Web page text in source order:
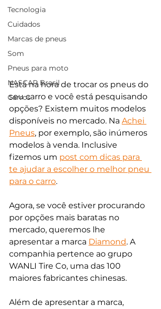
Tecnologia
Cuidados
Marcas de pneus
Som
Pneus para moto
NASCAR Brasil
Carros
Está na hora de trocar os pneus do
seu carro e você está pesquisando
opções? Existem muitos modelos
disponíveis no mercado. Na Achei
Pneus, por exemplo, são inúmeros
modelos à venda. Inclusive
fizemos um post com dicas para
te ajudar a escolher o melhor pneu
para o carro.
Agora, se você estiver procurando
por opções mais baratas no
mercado, queremos lhe
apresentar a marca Diamond. A
companhia pertence ao grupo
WANLI Tire Co, uma das 100
maiores fabricantes chinesas.
Além de apresentar a marca,